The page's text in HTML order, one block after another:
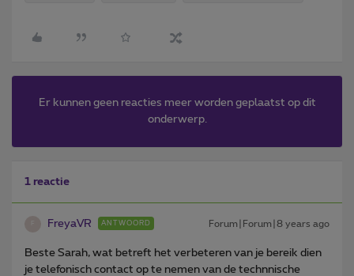
Er kunnen geen reacties meer worden geplaatst op dit
onderwerp.
1 reactie
FreyaVR ANTWOORD Forum|Forum|8 years ago
Beste Sarah, wat betreft het verbeteren van je bereik dien
je telefonisch contact op te nemen van de technnische